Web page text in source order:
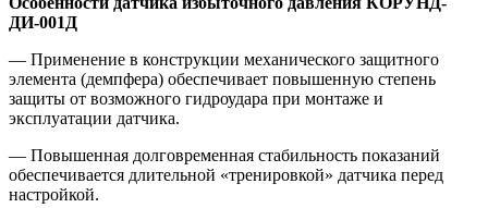
ДИ-001Д
— Применение в конструкции механического защитного
элемента (демпфера) обеспечивает повышенную степень
защиты от возможного гидроудара при монтаже и
эксплуатации датчика.
— Повышенная долговременная стабильность показаний
обеспечивается длительной «тренировкой» датчика перед
настройкой.